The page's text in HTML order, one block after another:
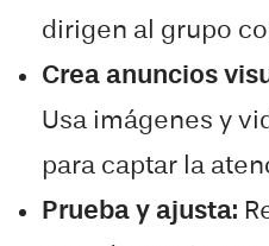
dirigen al grupo
Crea anuncios
Usa imágenes y
para captar la
Prueba y ajusta: